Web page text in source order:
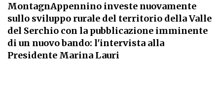
MontagnAppennino investe nuovamente
sullo sviluppo rurale del territorio della Valle
del Serchio con la pubblicazione imminente
di un nuovo bando: l'intervista alla
Presidente Marina Lauri